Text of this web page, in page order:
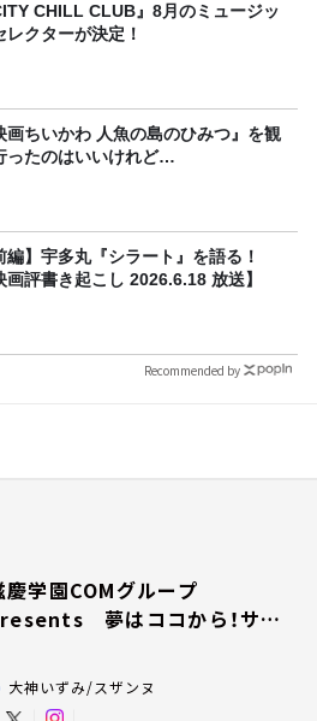
CHILL CLUB』8月のミュージッ
レクターが決定！
画ちいかわ 人魚の島のひみつ』を観
ったのはいいけれど…
編】宇多丸『シラート』を語る！
画評書き起こし 2026.6.18 放送】
Recommended by
慶学園COMグループ
夢はココから！サン
大神いずみ/スザンヌ